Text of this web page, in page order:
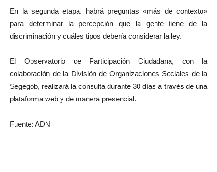
En la segunda etapa, habrá preguntas «más de contexto»
para determinar la percepción que la gente tiene de la
discriminación y cuáles tipos debería considerar la ley.
El Observatorio de Participación Ciudadana, con la
colaboración de la División de Organizaciones Sociales de la
Segegob, realizará la consulta durante 30 días a través de una
plataforma web y de manera presencial.
Fuente: ADN